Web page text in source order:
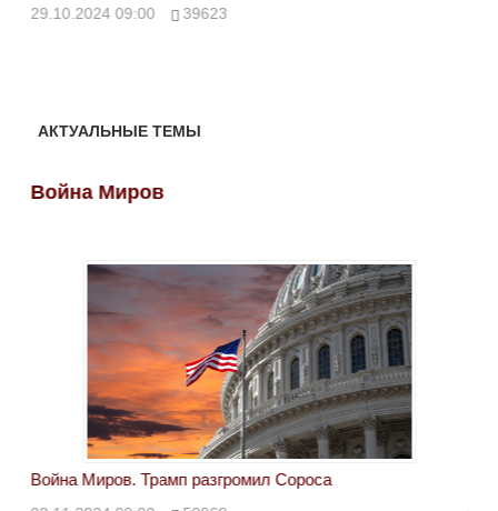
29.10.2024 09:00 39623
АКТУАЛЬНЫЕ ТЕМЫ
Война Миров
Война Миров. Трамп разгромил Сороса